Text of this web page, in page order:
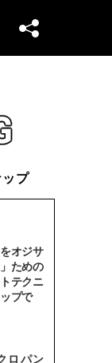
ップ
オジサ
ための
テクニ
プで
ロパン